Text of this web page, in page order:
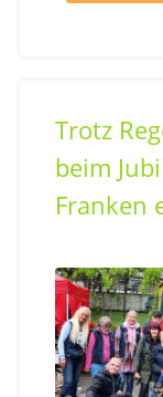
Trotz
beim
Franken